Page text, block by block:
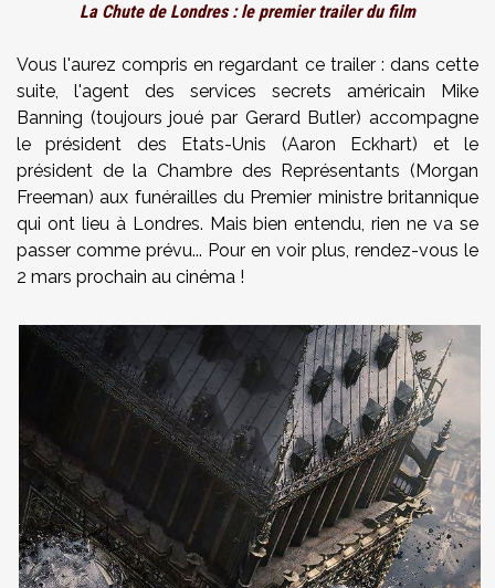
La Chute de Londres : le premier trailer du film
Vous l'aurez compris en regardant ce trailer : dans cette
suite, l'agent des services secrets américain Mike
Banning (toujours joué par Gerard Butler) accompagne
le président des Etats-Unis (Aaron Eckhart) et le
président de la Chambre des Représentants (Morgan
Freeman) aux funérailles du Premier ministre britannique
qui ont lieu à Londres. Mais bien entendu, rien ne va se
passer comme prévu... Pour en voir plus, rendez-vous le
2 mars prochain au cinéma !